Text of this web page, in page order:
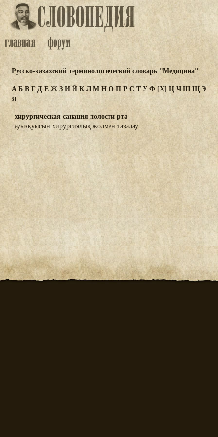
Русско-казахский терминологический словарь "Медицина"
АБВГДЕЖЗИЙКЛМНОПРСТУФ[Х] ЦЧШЩ Э
Я
хирургическая санация полости рта
ауызқуысын хирургиялық жолмен тазалау